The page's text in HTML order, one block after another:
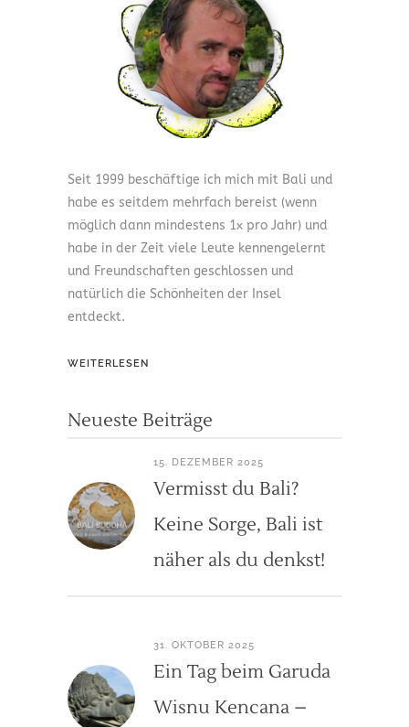
Seit 1999 beschäftige ich mich mit Bali und
habe es seitdem mehrfach bereist (wenn
möglich dann mindestens 1x pro Jahr) und
habe in der Zeit viele Leute kennengelernt
und Freundschaften geschlossen und
natürlich die Schönheiten der Insel
entdeckt.
WEITERLESEN
Neueste Beiträge
15. DEZEMBER 2025
Vermisst du Bali?
Keine Sorge, Bali ist
näher als du denkst!
31. OKTOBER 2025
Ein Tag beim Garuda
Wisnu Kencana –